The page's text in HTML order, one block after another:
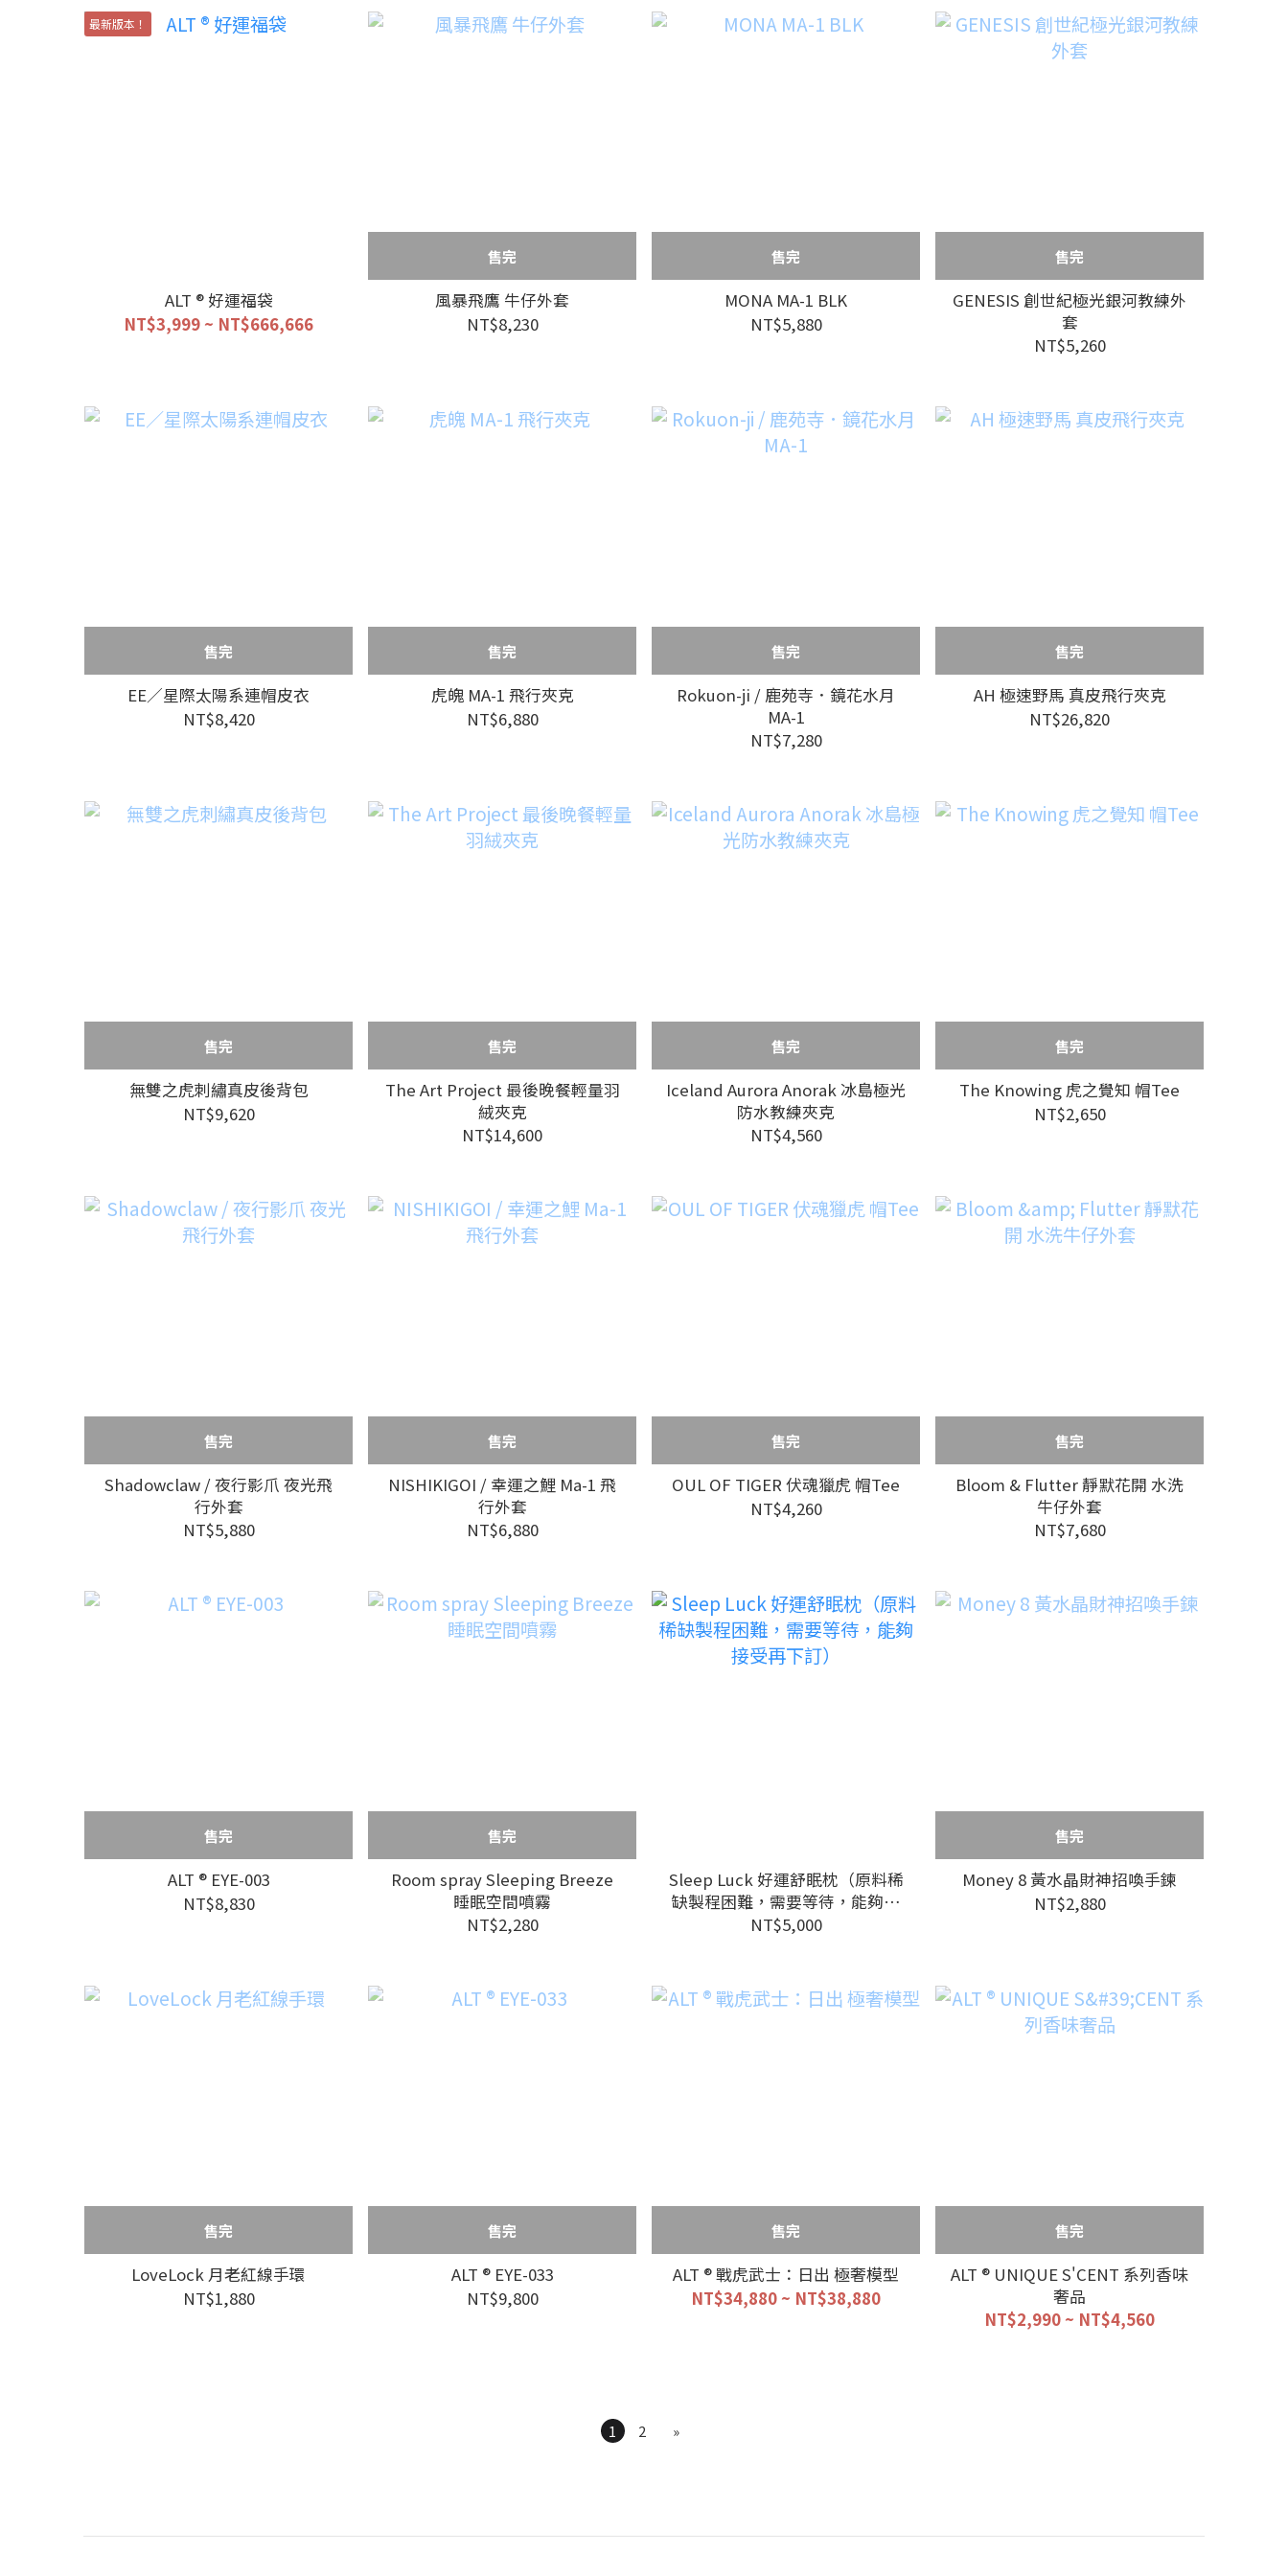
最新版本！
ALT ® 好運福袋
NT$3,999 ~ NT$666,666
售完
風暴飛鷹 牛仔外套
NT$8,230
售完
MONA MA-1 BLK
NT$5,880
售完
GENESIS 創世紀極光銀河教練外
套
NT$5,260
售完
EE／星際太陽系連帽皮衣
NT$8,420
售完
虎魄 MA-1 飛行夾克
NT$6,880
售完
Rokuon-ji / 鹿苑寺．鏡花水月
MA-1
NT$7,280
售完
AH 極速野馬 真皮飛行夾克
NT$26,820
售完
無雙之虎刺繡真皮後背包
NT$9,620
售完
The Art Project 最後晚餐輕量羽
絨夾克
NT$14,600
售完
Iceland Aurora Anorak 冰島極光
防水教練夾克
NT$4,560
售完
The Knowing 虎之覺知 帽Tee
NT$2,650
售完
Shadowclaw / 夜行影爪 夜光飛
行外套
NT$5,880
售完
NISHIKIGOI / 幸運之鯉 Ma-1 飛
行外套
NT$6,880
售完
OUL OF TIGER 伏魂獵虎 帽Tee
NT$4,260
售完
Bloom & Flutter 靜默花開 水洗
牛仔外套
NT$7,680
售完
ALT ® EYE-003
NT$8,830
售完
Room spray Sleeping Breeze
睡眠空間噴霧
NT$2,280
Sleep Luck 好運舒眠枕（原料稀
缺製程困難，需要等待，能夠接
受再下訂）
NT$5,000
售完
Money 8 黃水晶財神招喚手鍊
NT$2,880
售完
LoveLock 月老紅線手環
NT$1,880
售完
ALT ® EYE-033
NT$9,800
售完
ALT ® 戰虎武士：日出 極奢模型
NT$34,880 ~ NT$38,880
售完
ALT ® UNIQUE S'CENT 系列香味
奢品
NT$2,990 ~ NT$4,560
1 2 »